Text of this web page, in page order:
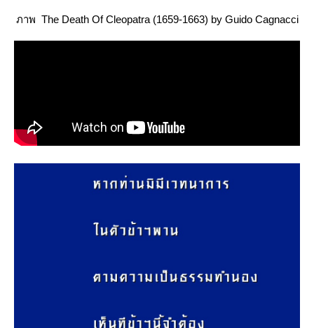
ภาพ The Death Of Cleopatra (1659-1663) by Guido Cagnacci